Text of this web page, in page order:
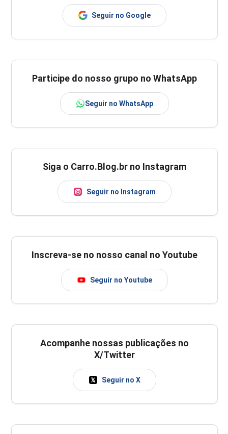
Seguir no Google
Participe do nosso grupo no WhatsApp
Seguir no WhatsApp
Siga o Carro.Blog.br no Instagram
Seguir no Instagram
Inscreva-se no nosso canal no Youtube
Seguir no Youtube
Acompanhe nossas publicações no
X/Twitter
Seguir no X